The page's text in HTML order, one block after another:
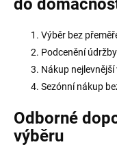
do
Výběr bez
Podcenění
Nákup
Sezónní nákup
Odborné
výběru